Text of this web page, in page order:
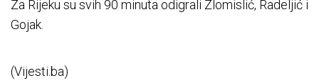
Za Rijeku su svih 90 minuta odigrali Zlomislić, Radeljić i
Gojak.
(Vijesti.ba)